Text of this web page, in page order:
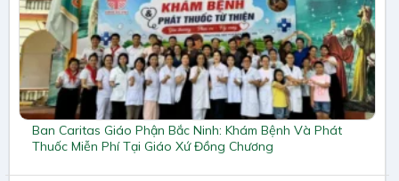
Ban Caritas Giáo Phận Bắc Ninh: Khám Bệnh Và Phát
Thuốc Miễn Phí Tại Giáo Xứ Đồng Chương